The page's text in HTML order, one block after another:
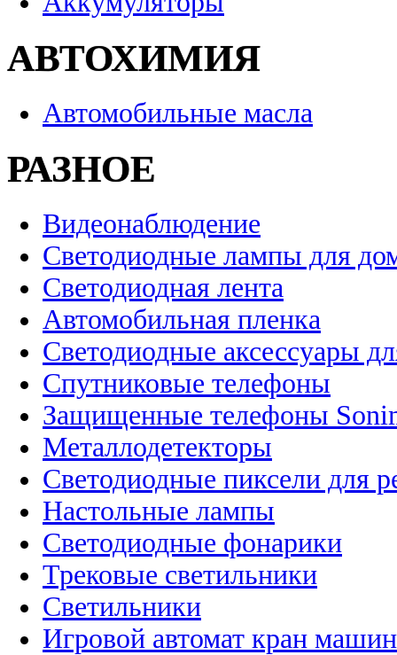
АВТОХИМИЯ
Автомобильные масла
РАЗНОЕ
Видеонаблюдение
Светодиодные лампы для
Светодиодная лента
Автомобильная пленка
Светодиодные аксессуары
Спутниковые телефоны
Защищенные телефоны
Металлодетекторы
Светодиодные пиксели для
Настольные лампы
Светодиодные фонарики
Трековые светильники
Светильники
Игровой автомат кран